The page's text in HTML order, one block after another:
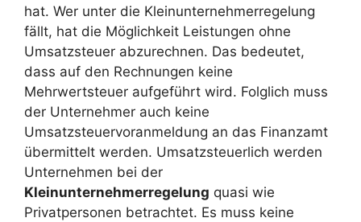
hat. Wer unter die Kleinunternehmerregelung
fällt, hat die Möglichkeit Leistungen ohne
Umsatzsteuer abzurechnen. Das bedeutet,
dass auf den Rechnungen keine
Mehrwertsteuer aufgeführt wird. Folglich muss
der Unternehmer auch keine
Umsatzsteuervoranmeldung an das Finanzamt
übermittelt werden. Umsatzsteuerlich werden
Unternehmen bei der
Kleinunternehmerregelung quasi wie
Privatpersonen betrachtet. Es muss keine